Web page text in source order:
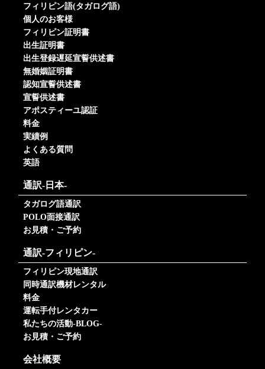
フィリピン語(タガログ語)
個人のお客様
フィリピン証明書
出生証明書
出生登録遅延宣誓供述書
無婚姻証明書
認知宣誓供述書
宣誓供述書
アポスティーユ認証
料金
実績例
よくある質問
英語
通訳-日本-
タガログ語通訳
POLO面接通訳
お見積・ご予約
通訳-フィリピン-
フィリピン現地通訳
同時通訳機材レンタル
料金
運転手付レンタカー
私たちの活動-BLOG-
お見積・ご予約
会社概要